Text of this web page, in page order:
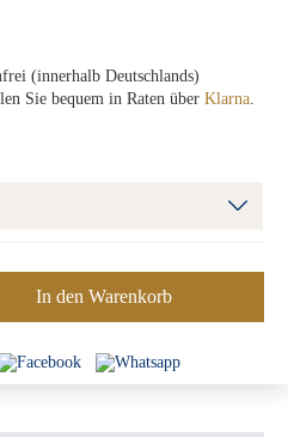
(innerhalb Deutschlands)
Sie bequem in Raten über Klarna.
In den Warenkorb